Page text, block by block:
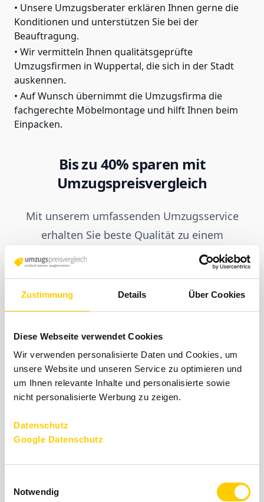
Zustimmung Details Über Cookies
Diese Webseite verwendet Cookies
Wir verwenden personalisierte Daten und Cookies, um
unsere Website und unseren Service zu optimieren und
um Ihnen relevante Inhalte und personalisierte sowie
nicht personalisierte Werbung zu zeigen.
Datenschutz
Google Datenschutz
Notwendig
Unsere Umzugsberater erklären Ihnen gerne die
Konditionen und unterstützen Sie bei der
Beauftragung.
Wir vermitteln Ihnen qualitätsgeprüfte
Umzugsfirmen in Wuppertal, die sich in der Stadt
auskennen.
Auf Wunsch übernimmt die Umzugsfirma die
fachgerechte Möbelmontage und hilft Ihnen beim
Einpacken.
Bis zu 40% sparen mit
Umzugspreisvergleich
Mit unserem umfassenden Umzugsservice
erhalten Sie beste Qualität zu einem
z.B. Köln - Hamburg 40 m² - -------------
z.B. Köln - Hamburg 50 m²
z.B. Köln - Hamburg